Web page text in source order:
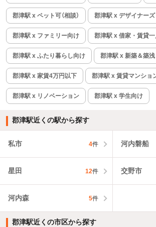
郡津駅 x ペット可（相談） 郡津駅 x デザイナーズ
郡津駅 x ファミリー向け 郡津駅 x 借家・賃貸
郡津駅 x ふたり暮らし向け 郡津駅 x 新築＆築浅
郡津駅 x 家賃4万円以下 郡津駅 x 賃貸マンショ
郡津駅 x リノベーション 郡津駅 x 学生向け
郡津駅近くの駅から探す
私市 4件 河内磐船
星田 12件 交野市
河内森 5件
郡津駅近くの市区から探す